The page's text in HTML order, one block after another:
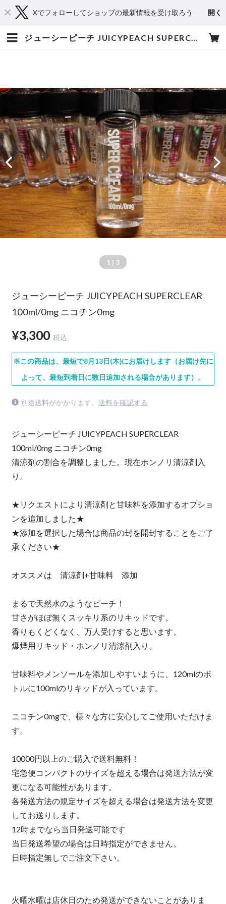
Xでフォローしてショップの最新情報を受け取ろう 開く
ジューシーピーチ JUICYPEACH SUPERCLEAR 100ml/0mg ニコチン0mg | 爆煙堂 BAKUENDO
1 | 3
ジューシーピーチ JUICYPEACH SUPERCLEAR
100ml/0mg ニコチン0mg
¥3,300 税込
※この商品は、最短で8月13日(木)にお届けします（お届け先に
よって、最短到着日に数日追加される場合があります）。
別途送料がかかります。 送料を確認する
ジューシーピーチ JUICYPEACH SUPERCLEAR
100ml/0mg ニコチン0mg
清涼剤の割合を調整しました。現在ホンノリ清涼剤入
り。
★リクエストにより清涼剤と甘味料を添加するオプショ
ンを追加しました★
★添加を選択した場合は商品の封を開封することをご了
承ください★
オススメは 清涼剤+甘味料 添加
まるで天然水のようなピーチ！
甘さがほぼ無くスッキリ系のリキッドです。
香りもくどくなく、万人受けすると思います。
爆煙用リキッド・ホンノリ清涼剤入り。
甘味料やメンソールを添加しやすいように、120mlのボ
トルに100mlのリキッドが入っています。
ニコチン0mgで、様々な方に安心してご使用いただけま
す。
10000円以上のご購入で送料無料！
宅急便コンパクトのサイズを超える場合は発送方法が変
更になる可能性があります。
各発送方法の規定サイズを超える場合は発送方法を変更
してお送りします。
12時までなら当日発送可能です
当日発送希望の場合は日時指定ができません。
日時指定無しでご注文下さい。
火曜水曜は店休日のため発送ができないことがありま